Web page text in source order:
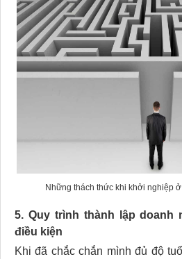
Những thách thức khi khởi nghiệp
5. Quy trình thành lập doanh
điều kiện
Khi đã chắc chắn mình đủ độ